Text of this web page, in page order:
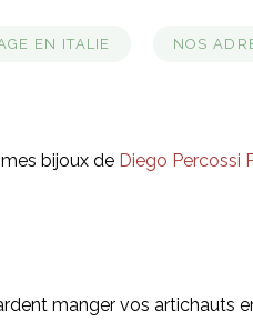
EN ITALIE NOS
bijoux de Diego Percossi
manger vos artichauts